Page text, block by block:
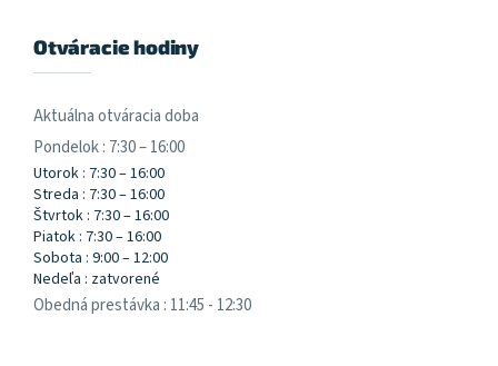
Otváracie hodiny
Aktuálna otváracia doba
Pondelok : 7:30 – 16:00
Utorok : 7:30 – 16:00
Streda : 7:30 – 16:00
Štvrtok : 7:30 – 16:00
Piatok : 7:30 – 16:00
Sobota : 9:00 – 12:00
Nedeľa : zatvorené
Obedná prestávka : 11:45 - 12:30